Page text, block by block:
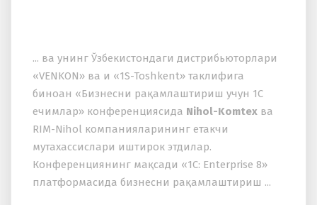
... ва унинг Ўзбекистондаги дистрибьюторлари
«VENKON» ва и «1S-Toshkent» таклифига
биноан «Бизнесни рақамлаштириш учун 1С
ечимлар» конференциясида Nihol-Komtex ва
RIM-Nihol компанияларининг етакчи
мутаxассислари иштирок этдилар.
Конференциянинг мақсади «1С: Enterprise 8»
платформасида бизнесни рақамлаштириш ...